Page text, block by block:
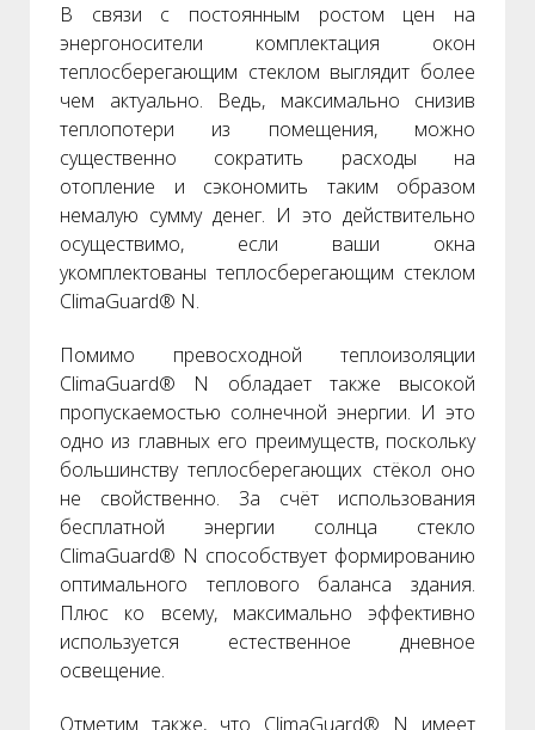
В связи с постоянным ростом цен на
энергоносители комплектация окон
теплосберегающим стеклом выглядит более
чем актуально. Ведь, максимально снизив
теплопотери из помещения, можно
существенно сократить расходы на
отопление и сэкономить таким образом
немалую сумму денег. И это действительно
осуществимо, если ваши окна
укомплектованы теплосберегающим стеклом
ClimaGuard® N.
Помимо превосходной теплоизоляции
ClimaGuard® N обладает также высокой
пропускаемостью солнечной энергии. И это
одно из главных его преимуществ, поскольку
большинству теплосберегающих стёкол оно
не свойственно. За счёт использования
бесплатной энергии солнца стекло
ClimaGuard® N способствует формированию
оптимального теплового баланса здания.
Плюс ко всему, максимально эффективно
используется естественное дневное
освещение.
Отметим также, что ClimaGuard® N имеет